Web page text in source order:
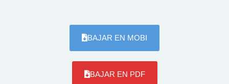
BAJAR EN MOBI
BAJAR EN PDF